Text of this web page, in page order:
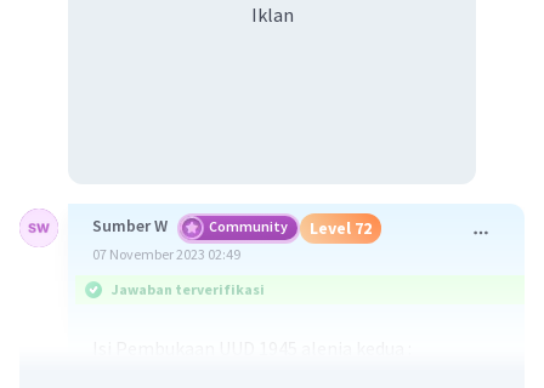
Iklan
Sumber W Community Level 72
07 November 2023 02:49
Jawaban terverifikasi